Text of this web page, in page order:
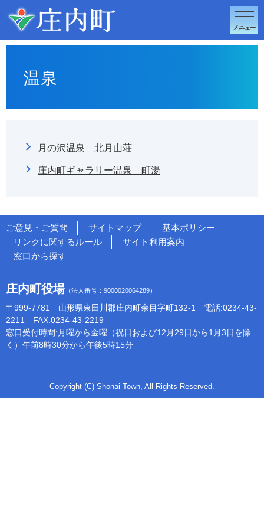
このページの本文へ移動
温泉
月の沢温泉 北月山荘
庄内町ギャラリー温泉 町湯
ご意見・ご質問 サイトマップ
基本ポリシー
リンクに関するルール
サイト利用案内
窓口から探す
庄内町役場（法人番号：9000020064289）
〒999-7781 山形県東田川郡庄内町余目字町132-1 電話:0234-43-
2211 FAX:0234-43-2219
窓口受付時間:月曜から金曜（祝日および12月29日から1月3日を除
く）午前8時30分から午後5時15分
Copyright (C) Shonai Town, All Rights Reserved.